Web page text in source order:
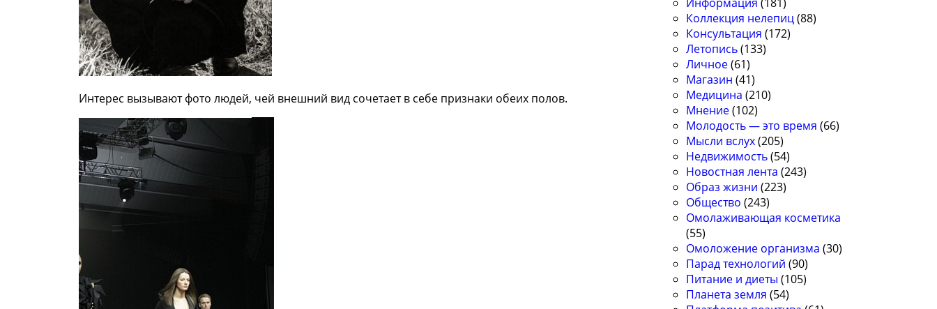
Интерес вызывают фото людей, чей внешний вид сочетает в себе признаки обеих полов.
Коллекция нелепиц(88)
Консультация (172)
Летопись(133)
Личное(61)
Магазин (41)
Медицина (210)
Мнение(102)
Молодость — это время (66)
Мысли вслух(205)
Недвижимость(54)
Новостная лента (243)
Образ жизни (223)
Общество (243)
Омолаживающая косметика
(55)
Омоложение организма (30)
Парад технологий (90)
Питание и диеты (105)
Планета земля (54)